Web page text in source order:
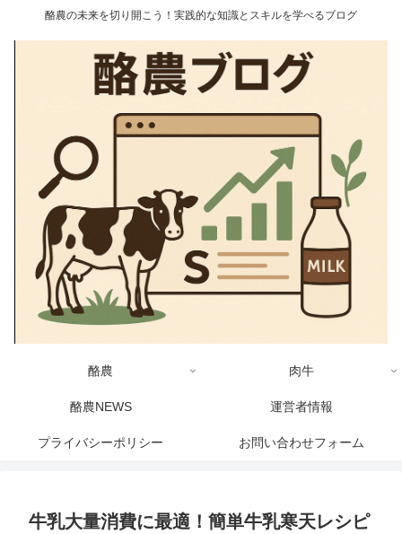
酪農の未来を切り開こう！実践的な知識とスキルを学べるブログ
酪農 肉牛
酪農NEWS 運営者情報
プライバシーポリシー お問い合わせフォーム
牛乳大量消費に最適！簡単牛乳寒天レシピ